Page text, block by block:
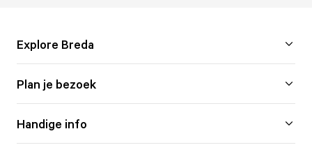
Explore Breda
Plan je bezoek
Handige info